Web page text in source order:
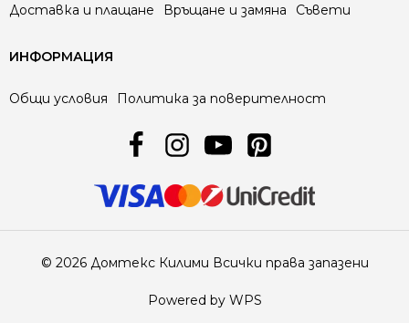
Доставка и плащане Връщане и замяна Съвети
ИНФОРМАЦИЯ
Общи условия Политика за поверителност
© 2026 Домтекс Килими Всички права запазени
Powered by WPS